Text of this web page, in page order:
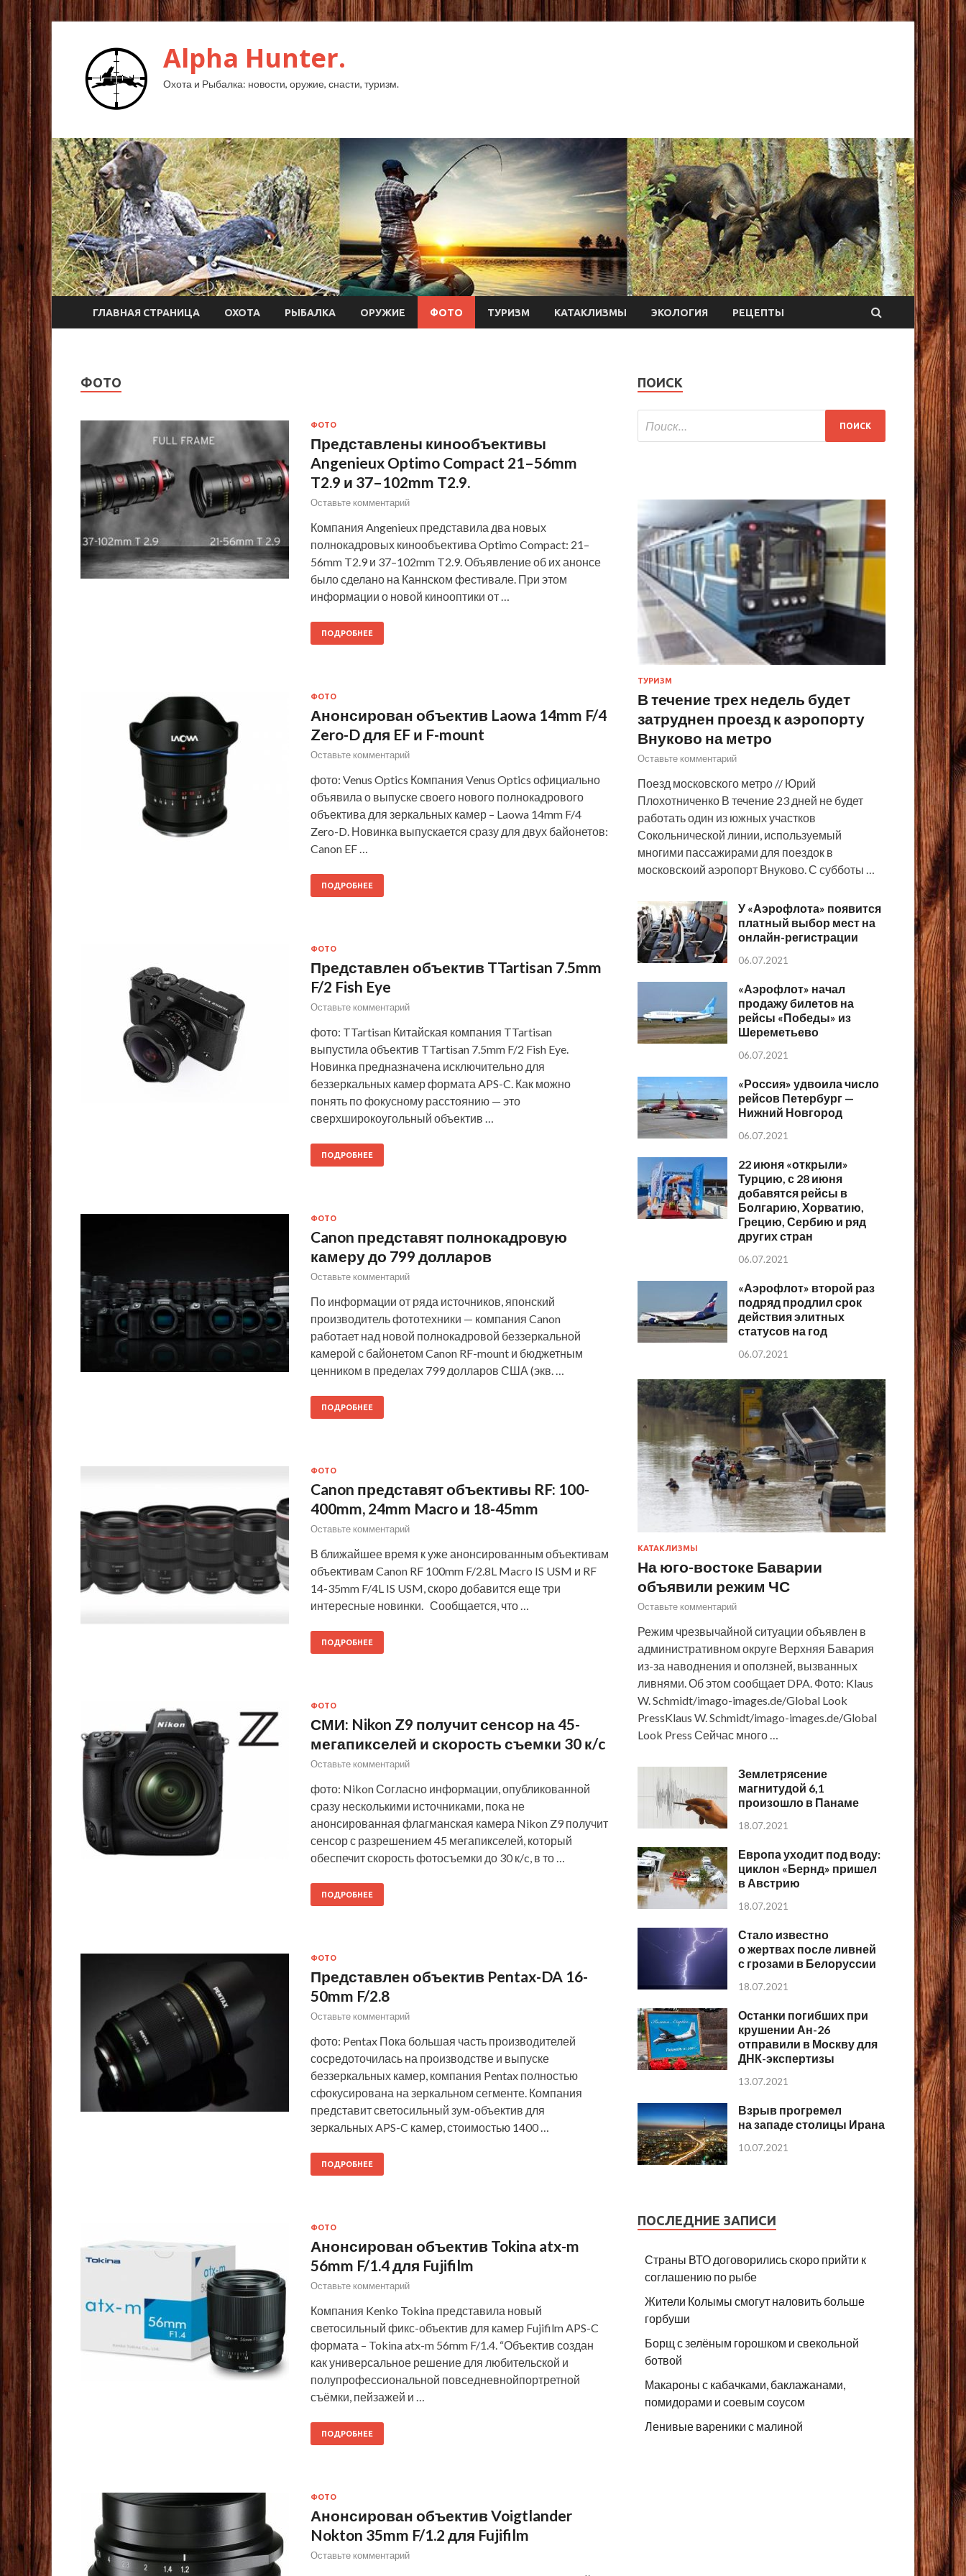
Alpha Hunter.
Охота и Рыбалка: новости, оружие, снасти, туризм.
ГЛАВНАЯ СТРАНИЦА ОХОТА РЫБАЛКА ОРУЖИЕ ФОТО ТУРИЗМ КАТАКЛИЗМЫ ЭКОЛОГИЯ РЕЦЕПТЫ
ФОТО
ФОТО
Представлены кинообъективы
Angenieux Optimo Compact 21–56mm
T2.9 и 37–102mm T2.9.
Оставьте комментарий
Компания Angenieux представила два новых
полнокадровых кинообъектива Optimo Compact: 21–
56mm T2.9 и 37–102mm T2.9. Объявление об их анонсе
было сделано на Каннском фестивале. При этом
информации о новой кинооптики от …
ПОДРОБНЕЕ
ФОТО
Анонсирован объектив Laowa 14mm F/4
Zero-D для EF и F-mount
Оставьте комментарий
фото: Venus Optics Компания Venus Optics официально
объявила о выпуске своего нового полнокадрового
объектива для зеркальных камер – Laowa 14mm F/4
Zero-D. Новинка выпускается сразу для двух байонетов:
Canon EF …
ПОДРОБНЕЕ
ФОТО
Представлен объектив TTartisan 7.5mm
F/2 Fish Eye
Оставьте комментарий
фото: TTartisan Китайская компания TTartisan
выпустила объектив TTartisan 7.5mm F/2 Fish Eye.
Новинка предназначена исключительно для
беззеркальных камер формата APS-C. Как можно
понять по фокусному расстоянию — это
сверхширокоугольный объектив …
ПОДРОБНЕЕ
ФОТО
Canon представят полнокадровую
камеру до 799 долларов
Оставьте комментарий
По информации от ряда источников, японский
производитель фототехники — компания Canon
работает над новой полнокадровой беззеркальной
камерой с байонетом Canon RF-mount и бюджетным
ценником в пределах 799 долларов США (экв. …
ПОДРОБНЕЕ
ФОТО
Canon представят объективы RF: 100-
400mm, 24mm Macro и 18-45mm
Оставьте комментарий
В ближайшее время к уже анонсированным объективам
объективам Canon RF 100mm F/2.8L Macro IS USM и RF
14-35mm F/4L IS USM, скоро добавится еще три
интересные новинки. Сообщается, что …
ПОДРОБНЕЕ
ФОТО
СМИ: Nikon Z9 получит сенсор на 45-
мегапикселей и скорость съемки 30 к/c
Оставьте комментарий
фото: Nikon Согласно информации, опубликованной
сразу несколькими источниками, пока не
анонсированная флагманская камера Nikon Z9 получит
сенсор с разрешением 45 мегапикселей, который
обеспечит скорость фотосъемки до 30 к/c, в то …
ПОДРОБНЕЕ
ФОТО
Представлен объектив Pentax-DA 16-
50mm F/2.8
Оставьте комментарий
фото: Pentax Пока большая часть производителей
сосредоточилась на производстве и выпуске
беззеркальных камер, компания Pentax полностью
сфокусирована на зеркальном сегменте. Компания
представит светосильный зум-объектив для
зеркальных APS-C камер, стоимостью 1400 …
ПОДРОБНЕЕ
ФОТО
Анонсирован объектив Tokina atx-m
56mm F/1.4 для Fujifilm
Оставьте комментарий
Компания Kenko Tokina представила новый
светосильный фикс-объектив для камер Fujifilm APS-C
формата – Tokina atx-m 56mm F/1.4. “Объектив создан
как универсальное решение для любительской и
полупрофессиональной повседневнойпортретной
съёмки, пейзажей и …
ПОДРОБНЕЕ
ФОТО
Анонсирован объектив Voigtlander
Nokton 35mm F/1.2 для Fujifilm
Оставьте комментарий
ПОИСК
ТУРИЗМ
В течение трех недель будет
затруднен проезд к аэропорту
Внуково на метро
Оставьте комментарий
Поезд московского метро // Юрий
Плохотниченко В течение 23 дней не будет
работать один из южных участков
Сокольнической линии, используемый
многими пассажирами для поездок в
московскоий аэропорт Внуково. С субботы …
У «Аэрофлота» появится
платный выбор мест на
онлайн-регистрации
06.07.2021
«Аэрофлот» начал
продажу билетов на
рейсы «Победы» из
Шереметьево
06.07.2021
«Россия» удвоила число
рейсов Петербург —
Нижний Новгород
06.07.2021
22 июня «открыли»
Турцию, с 28 июня
добавятся рейсы в
Болгарию, Хорватию,
Грецию, Сербию и ряд
других стран
06.07.2021
«Аэрофлот» второй раз
подряд продлил срок
действия элитных
статусов на год
06.07.2021
КАТАКЛИЗМЫ
На юго-востоке Баварии
объявили режим ЧС
Оставьте комментарий
Режим чрезвычайной ситуации объявлен в
административном округе Верхняя Бавария
из-за наводнения и оползней, вызванных
ливнями. Об этом сообщает DPA. Фото: Klaus
W. Schmidt/imago-images.de/Global Look
PressKlaus W. Schmidt/imago-images.de/Global
Look Press Сейчас много …
Землетрясение
магнитудой 6,1
произошло в Панаме
18.07.2021
Европа уходит под воду:
циклон «Бернд» пришел
в Австрию
18.07.2021
Стало известно
о жертвах после ливней
с грозами в Белоруссии
18.07.2021
Останки погибших при
крушении Ан-26
отправили в Москву для
ДНК-экспертизы
13.07.2021
Взрыв прогремел
на западе столицы Ирана
10.07.2021
ПОСЛЕДНИЕ ЗАПИСИ
Страны ВТО договорились скоро прийти к
соглашению по рыбе
Жители Колымы смогут наловить больше
горбуши
Борщ с зелёным горошком и свекольной
ботвой
Макароны с кабачками, баклажанами,
помидорами и соевым соусом
Ленивые вареники с малиной